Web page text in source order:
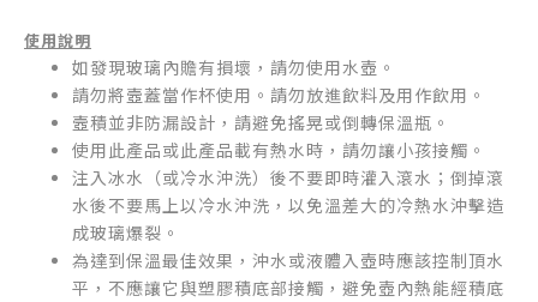
使用說明
如發現玻璃內贍有損壞，請勿使用水壺。
請勿將壼蓋當作杯使用。請勿放進飲料及用作飲用。
壼積並非防漏設計，請避免搖晃或倒轉保溫瓶。
使用此產品或此產品載有熱水時，請勿讓小孩接觸。
注入冰水（或冷水沖洗）後不要即時灌入滾水；倒掉滾
水後不要馬上以冷水沖洗，以免溫差大的冷熱水沖擊造
成玻璃爆裂。
為達到保溫最佳效果，沖水或液體入壺時應該控制頂水
平，不應讓它與塑膠積底部接觸，避免壺內熱能經積底